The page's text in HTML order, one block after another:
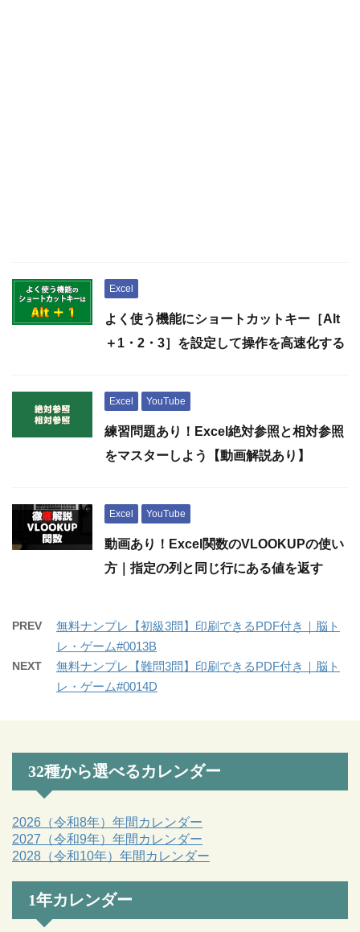
Excel
よく使う機能にショートカットキー［Alt
＋1・2・3］を設定して操作を高速化する
Excel YouTube
練習問題あり！Excel絶対参照と相対参照
をマスターしよう【動画解説あり】
Excel YouTube
動画あり！Excel関数のVLOOKUPの使い
方｜指定の列と同じ行にある値を返す
PREV
無料ナンプレ【初級3問】印刷できるPDF付き｜脳ト
レ・ゲーム#0013B
NEXT
無料ナンプレ【難問3問】印刷できるPDF付き｜脳ト
レ・ゲーム#0014D
32種から選べるカレンダー
2026（令和8年）年間カレンダー
2027（令和9年）年間カレンダー
2028（令和10年）年間カレンダー
1年カレンダー